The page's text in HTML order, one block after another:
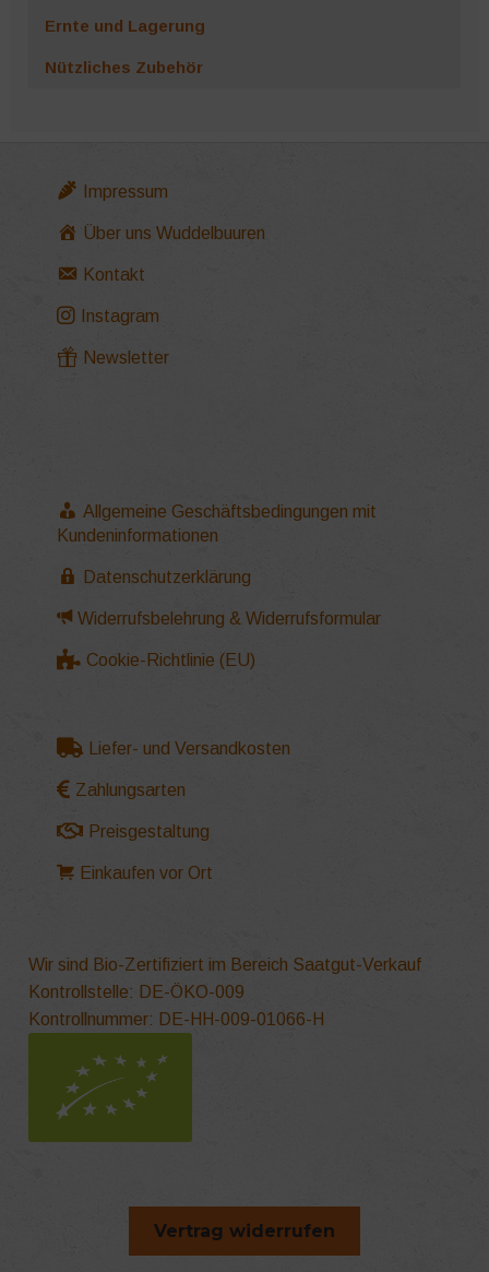
Ernte und Lagerung
Nützliches Zubehör
Impressum
Über uns Wuddelbuuren
Kontakt
Instagram
Newsletter
Allgemeine Geschäftsbedingungen mit
Kundeninformationen
Datenschutzerklärung
Widerrufsbelehrung & Widerrufsformular
Cookie-Richtlinie (EU)
Liefer- und Versandkosten
Zahlungsarten
Preisgestaltung
Einkaufen vor Ort
Wir sind Bio-Zertifiziert im Bereich Saatgut-Verkauf
Kontrollstelle: DE-ÖKO-009
Kontrollnummer: DE-HH-009-01066-H
Vertrag widerrufen